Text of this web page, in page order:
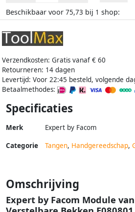
Beschikbaar voor 75,73 bij 1 shop:
Verzendkosten: Gratis vanaf € 60
Retourneren: 14 dagen
Levertijd: Voor 22:45 besteld, volgende
Betaalmethodes:
Specificaties
Merk Expert by Facom
Categorie Tangen, Handgereedschap,
Omschrijving
Expert by Facom Module